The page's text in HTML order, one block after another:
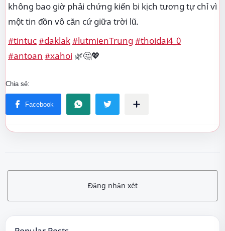
không bao giờ phải chứng kiến bi kịch tương tự chỉ vì
một tin đồn vô căn cứ giữa trời lũ.
#tintuc#daklak#lutmienTrung #thoidai4_0
#antoan #xahoi 🌿🤔💖
Đăng nhận xét